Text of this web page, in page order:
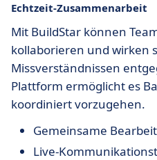
Echtzeit-Zusammenarbeit
Mit BuildStar können
kollaborieren und wirken
Missverständnissen
Plattform ermöglicht es
koordiniert vorzugehen.
Gemeinsame
Live-